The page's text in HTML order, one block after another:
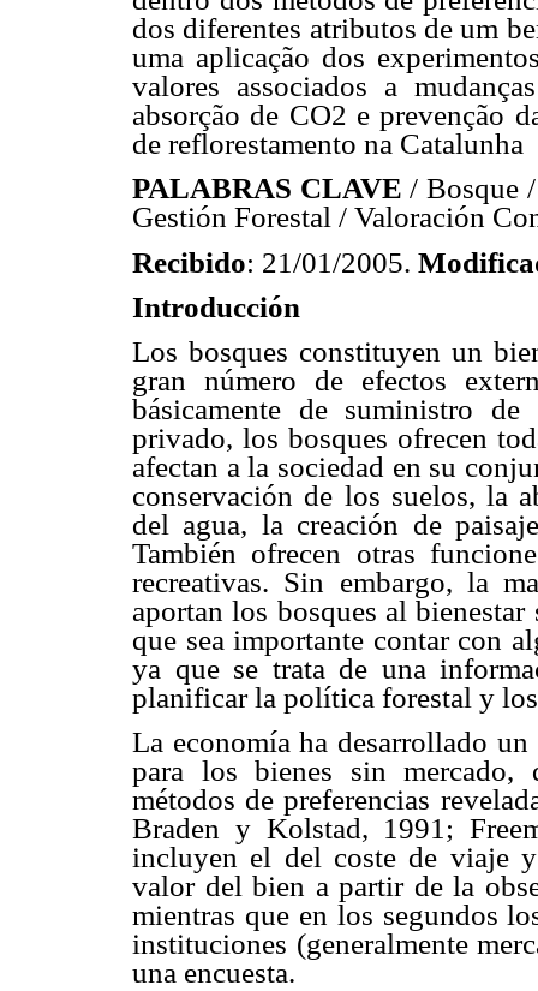
dos diferentes atributos de um
uma aplicação dos
valores associados a
absorção de CO2 e prevenção
de reflorestamento na Catalunha
PALABRAS CLAVE / Bosque
Gestión Forestal / Valoración
Recibido: 21/01/2005.
Introducción
Los bosques constituyen un
gran número de efectos
básicamente de suministro
privado, los bosques ofrecen
afectan a la sociedad en su
conservación de los suelos, la
del agua, la creación de
También ofrecen otras
recreativas. Sin embargo, la
aportan los bosques al
que sea importante contar con
ya que se trata de una
planificar la política forestal y
La economía ha desarrollado
para los bienes sin mercado,
métodos de preferencias
Braden y Kolstad, 1991;
incluyen el del coste de viaje
valor del bien a partir de la
mientras que en los segundos
instituciones (generalmente
una encuesta.